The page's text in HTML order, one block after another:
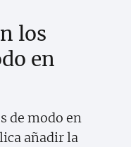
los
en
de modo en
añadir la